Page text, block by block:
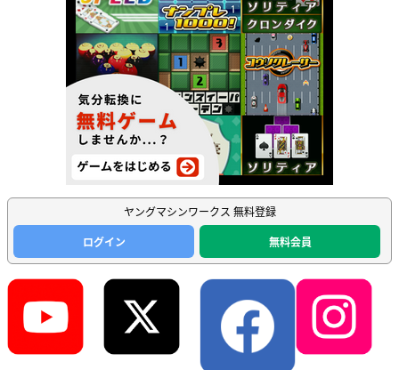
ヤングマシンワークス 無料登録
ログイン
無料会員